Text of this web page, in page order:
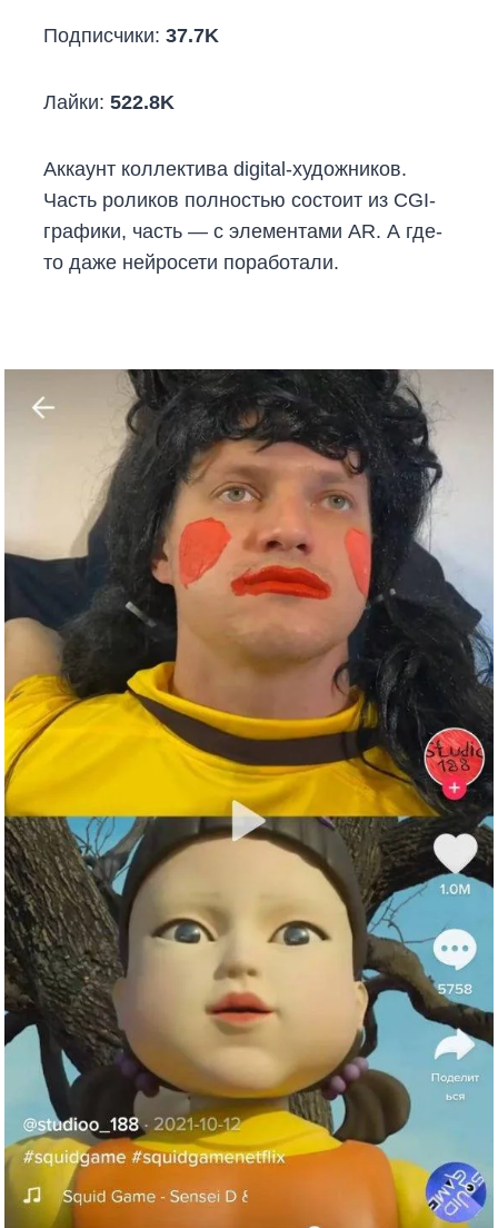
Подписчики:37.7K
Лайки:522.8K
Аккаунт коллектива digital-художников.
Часть роликов полностью состоит из CGI-
графики, часть — с элементами AR. А где-
то даже нейросети поработали.